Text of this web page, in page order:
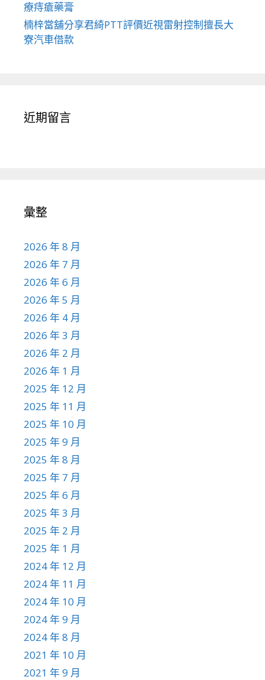
療痔瘡藥膏
楠梓當舖分享君綺PTT評價近視雷射控制擅長大
寮汽車借款
近期留言
彙整
2026 年 8 月
2026 年 7 月
2026 年 6 月
2026 年 5 月
2026 年 4 月
2026 年 3 月
2026 年 2 月
2026 年 1 月
2025 年 12 月
2025 年 11 月
2025 年 10 月
2025 年 9 月
2025 年 8 月
2025 年 7 月
2025 年 6 月
2025 年 3 月
2025 年 2 月
2025 年 1 月
2024 年 12 月
2024 年 11 月
2024 年 10 月
2024 年 9 月
2024 年 8 月
2021 年 10 月
2021 年 9 月